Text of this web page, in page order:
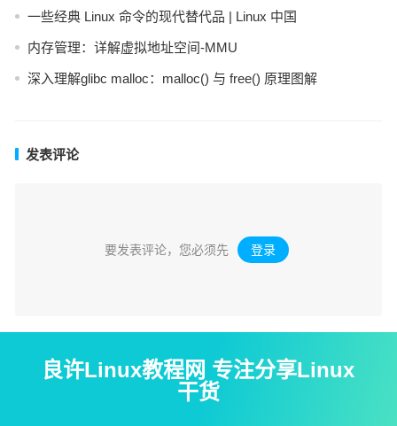
一些经典 Linux 命令的现代替代品 | Linux 中国
内存管理：详解虚拟地址空间-MMU
深入理解glibc malloc：malloc() 与 free() 原理图解
发表评论
要发表评论，您必须先 登录 。
良许Linux教程网 专注分享Linux
干货